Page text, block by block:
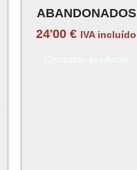
ABANDONADOS
24'00€ IVA incluído